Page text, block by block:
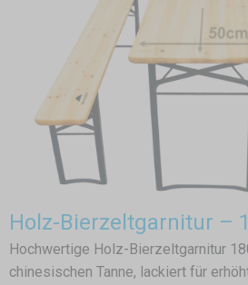
Holz-Bierzeltgarnitur –
Hochwertige Holz-Bierzeltgarnitur
chinesischen Tanne, lackiert für